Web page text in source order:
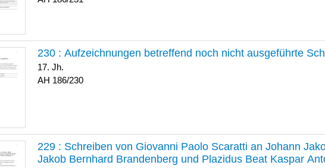
230 : Aufzeichnungen betreffend noch nicht ausgeführte
17. Jh.
186/230
229 : Schreiben von Giovanni Paolo Scaratti an Johann
Jakob Bernhard Brandenberg und Plazidus Beat Kaspar